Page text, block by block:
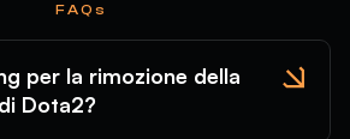
FAQs
per la rimozione della
Dota2?